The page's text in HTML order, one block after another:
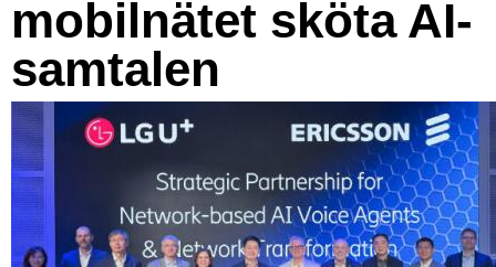
mobilnätet sköta AI-
samtalen